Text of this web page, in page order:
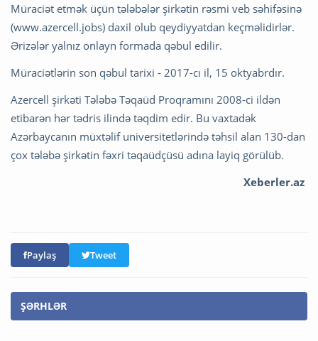
Müraciət etmək üçün tələbələr şirkətin rəsmi veb səhifəsinə
(www.azercell.jobs) daxil olub qeydiyyatdan keçməlidirlər.
Ərizələr yalnız onlayn formada qəbul edilir.
Müraciətlərin son qəbul tarixi - 2017-cı il, 15 oktyabrdır.
Azercell şirkəti Tələbə Təqaüd Proqramını 2008-ci ildən
etibarən hər tədris ilində təqdim edir. Bu vaxtadək
Azərbaycanın müxtəlif universitetlərində təhsil alan 130-dan
çox tələbə şirkətin fəxri təqaüdçüsü adına layiq görülüb.
Xeberler.az
Paylaş Tweet
ŞƏRHLƏR